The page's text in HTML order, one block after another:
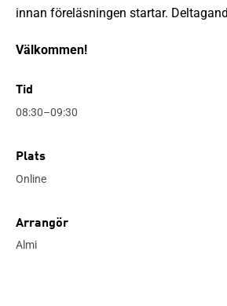
innan föreläsningen startar.
Välkommen!
Tid
08:30–09:30
Plats
Online
Arrangör
Almi